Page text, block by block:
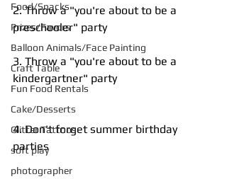
Food/Snacks
Prizes/Favors
Balloon Animals/Face Painting
Craft Table
Fun Food Rentals
Cake/Desserts
Glitter Tattoos
soft play
photographer
2. Throw a "you're about to be a
preschooler" party
3. Throw a "you're about to be a
kindergartner" party
4. Don't forget summer birthday
parties